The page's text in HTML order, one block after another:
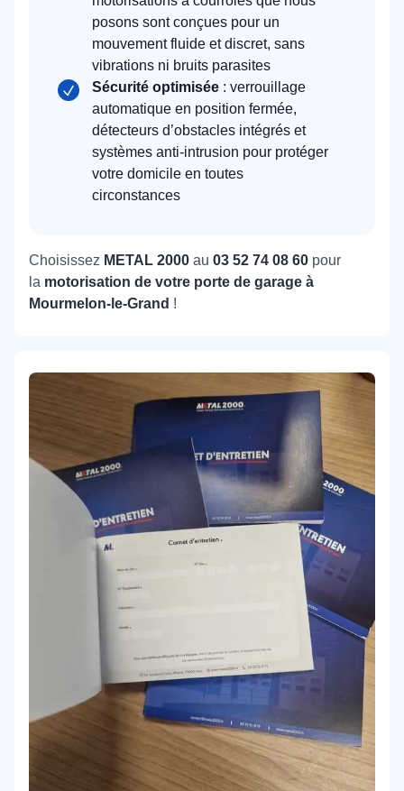
posons sont conçues pour un
mouvement fluide et discret, sans
vibrations ni bruits parasites
Sécurité optimisée : verrouillage
automatique en position fermée,
détecteurs d’obstacles intégrés et
systèmes anti-intrusion pour protéger
votre domicile en toutes
circonstances
Choisissez METAL 2000 au 03 52 74 08 60 pour
la motorisation de votre porte de garage à
Mourmelon-le-Grand !